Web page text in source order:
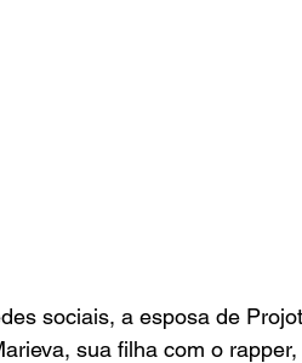
sociais, a esposa de
sua filha com o